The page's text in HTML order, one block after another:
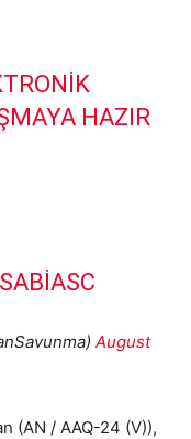
HAZIR
August
(AN / AAQ-24 (V)),